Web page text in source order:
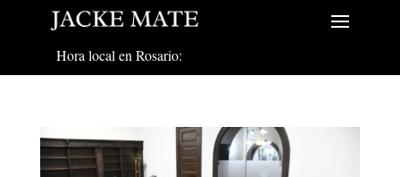
Hora local en Rosario: